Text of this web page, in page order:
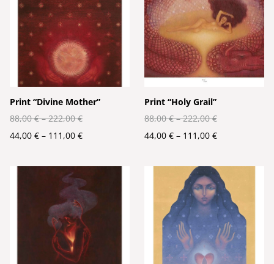
Print “Divine Mother”
88,00 €–222,00 €
44,00 € – 111,00 €
Print “Holy Grail”
88,00 €–222,00 €
44,00 € – 111,00 €